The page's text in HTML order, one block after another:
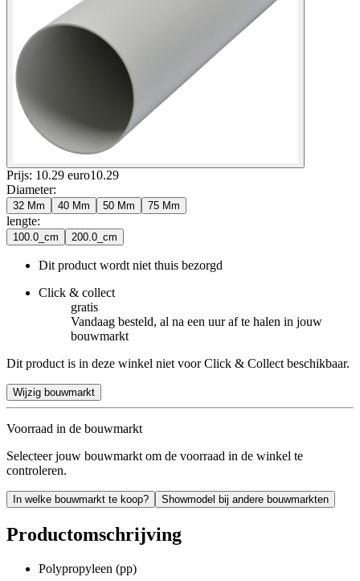
Prijs: 10.29 euro10.29
Diameter:
32 Mm 40 Mm 50 Mm 75 Mm
lengte:
100.0_cm 200.0_cm
Dit product wordt niet thuis bezorgd
Click & collect
gratis
Vandaag besteld, al na een uur af te halen in jouw
bouwmarkt
Dit product is in deze winkel niet voor Click & Collect beschikbaar.
Wijzig bouwmarkt
Voorraad in de bouwmarkt
Selecteer jouw bouwmarkt om de voorraad in de winkel te
controleren.
In welke bouwmarkt te koop? Showmodel bij andere bouwmarkten
Productomschrijving
Polypropyleen (pp)